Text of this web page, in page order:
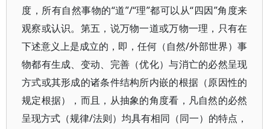
度，所有自然事物的“道”/“理”都可以从“四因”角度来
观察或认识。第五，说万物一道或万物一理，只有在
下述意义上是成立的，即，任何（自然/外部世界）事
物都有生成、变动、完善（优化）与消亡的必然呈现
方式或其形成的诸条件结构所内嵌的根据（原因性的
规定根据），而且，从抽象的角度看，凡自然的必然
呈现方式（规律/法则）均具有相同（同一）的特点，